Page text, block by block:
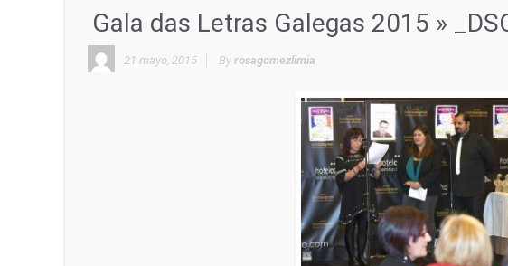
Gala das Letras Galegas 2015 »
21 mayo, 2015 By rosagomezlimia